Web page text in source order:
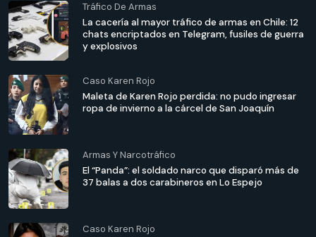
Tráfico De Armas
La cacería al mayor tráfico de armas en Chile: 12
chats encriptados en Telegram, fusiles de guerra
y explosivos
Caso Karen Rojo
Maleta de Karen Rojo perdida: no pudo ingresar
ropa de invierno a la cárcel de San Joaquín
Armas Y Narcotráfico
El “Panda”: el soldado narco que disparó más de
37 balas a dos carabineros en Lo Espejo
Caso Karen Rojo